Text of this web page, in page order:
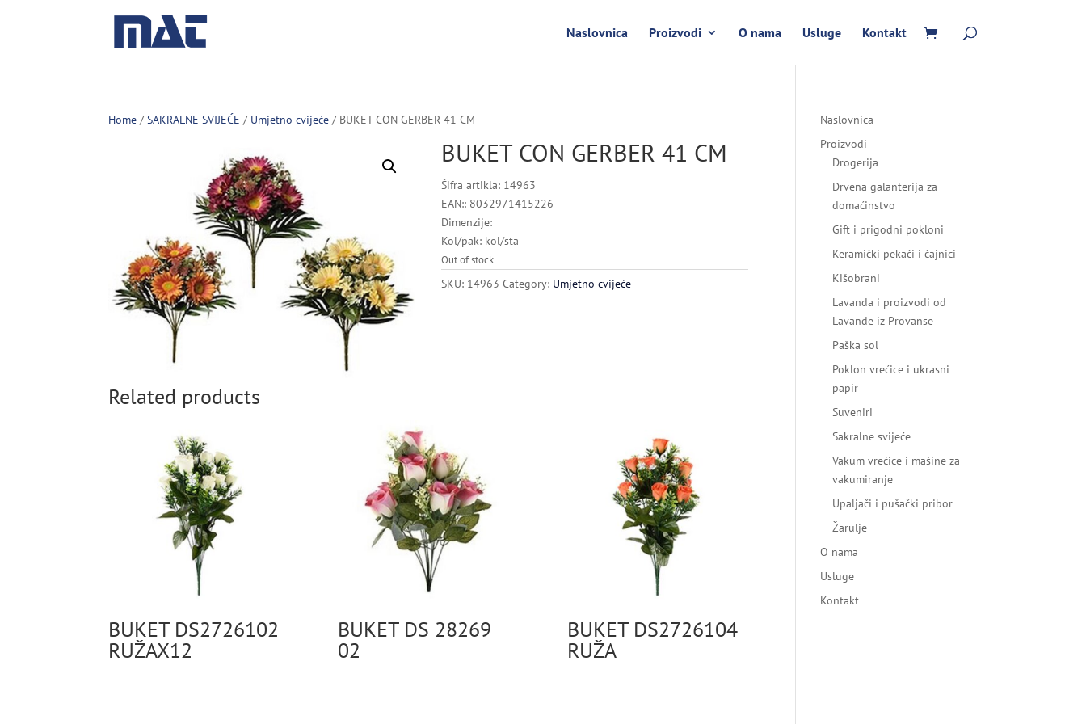
Naslovnica Proizvodi O nama Usluge Kontakt
Home /SAKRALNE SVIJEĆE / Umjetno cvijeće / BUKET CON GERBER 41 CM
BUKET CON GERBER 41 CM
Šifra artikla: 14963
EAN:: 8032971415226
Dimenzije:
Kol/pak: kol/sta
Out of stock
SKU: 14963 Category: Umjetno cvijeće
Related products
BUKET DS2726102
RUŽAX12
BUKET DS 28269
02
BUKET DS2726104
RUŽA
Naslovnica
Proizvodi
Drogerija
Drvena galanterija za
domaćinstvo
Gift i prigodni pokloni
Keramički pekači i čajnici
Kišobrani
Lavanda i proizvodi od
Lavande iz Provanse
Paška sol
Poklon vrećice i ukrasni
papir
Suveniri
Sakralne svijeće
Vakum vrećice i mašine za
vakumiranje
Upaljači i pušački pribor
Žarulje
O nama
Usluge
Kontakt